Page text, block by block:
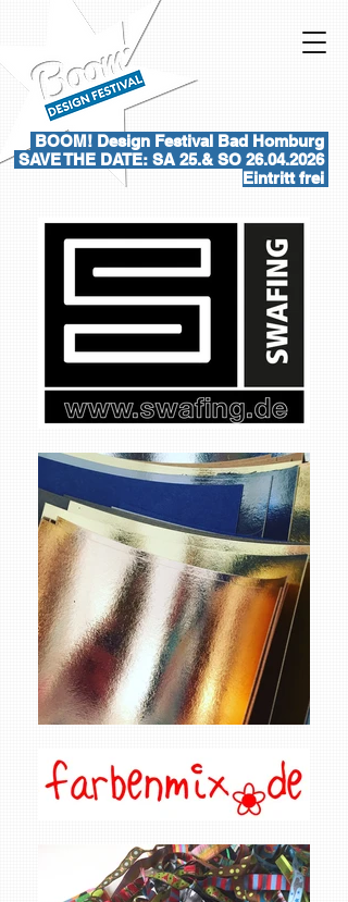
BOOM! Design Festival Bad Homburg
SAVE THE DATE: SA 25.& SO 26.04.2026
Eintritt frei